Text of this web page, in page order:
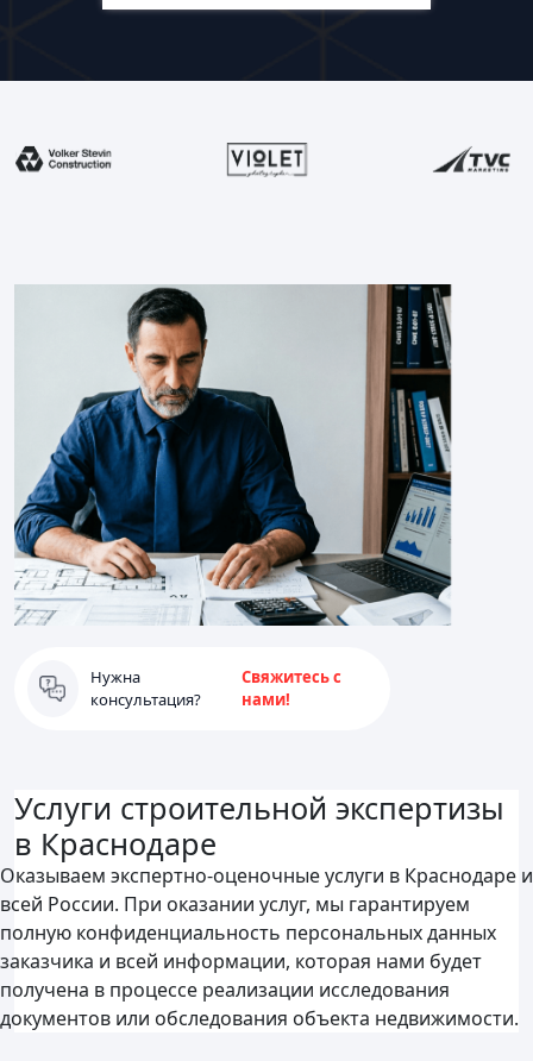
Нужна
консультация?
Свяжитесь с
нами!
Услуги строительной экспертизы
в Краснодаре
Оказываем экспертно-оценочные услуги в Краснодаре и
всей России. При оказании услуг, мы гарантируем
полную конфиденциальность персональных данных
заказчика и всей информации, которая нами будет
получена в процессе реализации исследования
документов или обследования объекта недвижимости.